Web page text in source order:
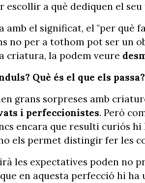
a què dediquen el seu
el significat, el "per què
no per a tothom pot ser un
criatura, la podem veure
Què és el que els passa?
grans sorpreses amb
i perfeccionistes. Però
encara que resulti curiós
els permet distingir fer les
les expectatives poden no
en aquesta perfecció hi ha